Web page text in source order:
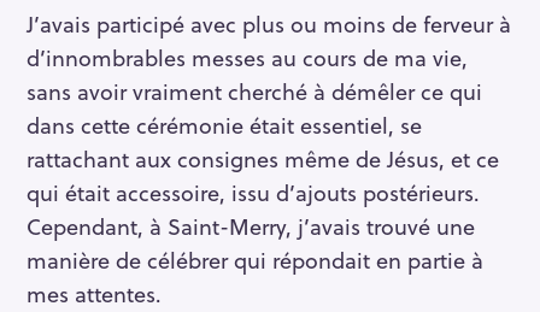
J’avais participé avec plus ou moins de ferveur à
d’innombrables messes au cours de ma vie,
sans avoir vraiment cherché à démêler ce qui
dans cette cérémonie était essentiel, se
rattachant aux consignes même de Jésus, et ce
qui était accessoire, issu d’ajouts postérieurs.
Cependant, à Saint-Merry, j’avais trouvé une
manière de célébrer qui répondait en partie à
mes attentes.